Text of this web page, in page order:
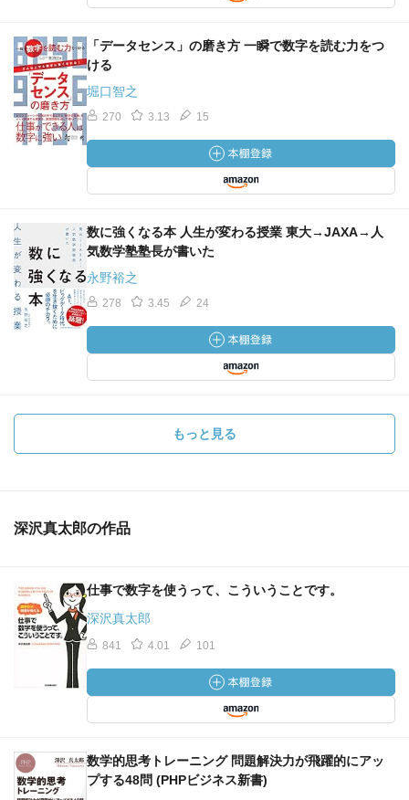
「データセンス」の磨き方 一瞬で数字を読む力をつ
ける
堀口智之
270 3.13 15
数に強くなる本 人生が変わる授業 東大→JAXA→人
気数学塾塾長が書いた
永野裕之
278 3.45 24
もっと見る
深沢真太郎の作品
仕事で数字を使うって、こういうことです。
深沢真太郎
841 4.01 101
数学的思考トレーニング 問題解決力が飛躍的にアッ
プする48問 (PHPビジネス新書)